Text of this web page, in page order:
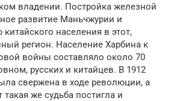
владении. Постройка железной
развитие Маньчжурии и
населения в этот,
регион. Население Харбина к
войны составляло около 70
русских и китайцев. В 1912
свержена в ходе революции, а
такая же судьба постигла и